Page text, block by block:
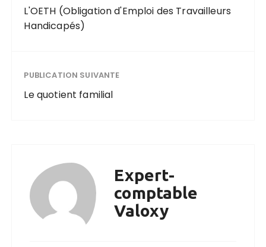
L'OETH (Obligation d'Emploi des Travailleurs
Handicapés)
PUBLICATION SUIVANTE
Le quotient familial
Expert-
comptable
Valoxy